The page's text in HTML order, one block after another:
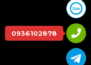
0936102878